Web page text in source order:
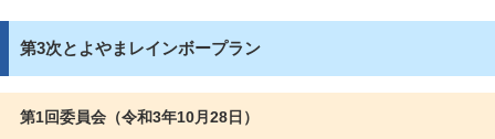
第3次とよやまレインボープラン
第1回委員会（令和3年10月28日）